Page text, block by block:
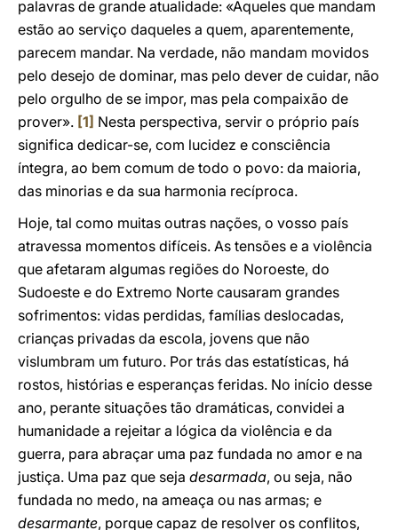
palavras de grande atualidade: «Aqueles que mandam
estão ao serviço daqueles a quem, aparentemente,
parecem mandar. Na verdade, não mandam movidos
pelo desejo de dominar, mas pelo dever de cuidar, não
pelo orgulho de se impor, mas pela compaixão de
prover». [1] Nesta perspectiva, servir o próprio país
significa dedicar-se, com lucidez e consciência
íntegra, ao bem comum de todo o povo: da maioria,
das minorias e da sua harmonia recíproca.
Hoje, tal como muitas outras nações, o vosso país
atravessa momentos difíceis. As tensões e a violência
que afetaram algumas regiões do Noroeste, do
Sudoeste e do Extremo Norte causaram grandes
sofrimentos: vidas perdidas, famílias deslocadas,
crianças privadas da escola, jovens que não
vislumbram um futuro. Por trás das estatísticas, há
rostos, histórias e esperanças feridas. No início desse
ano, perante situações tão dramáticas, convidei a
humanidade a rejeitar a lógica da violência e da
guerra, para abraçar uma paz fundada no amor e na
justiça. Uma paz que seja desarmada, ou seja, não
fundada no medo, na ameaça ou nas armas; e
desarmante, porque capaz de resolver os conflitos,